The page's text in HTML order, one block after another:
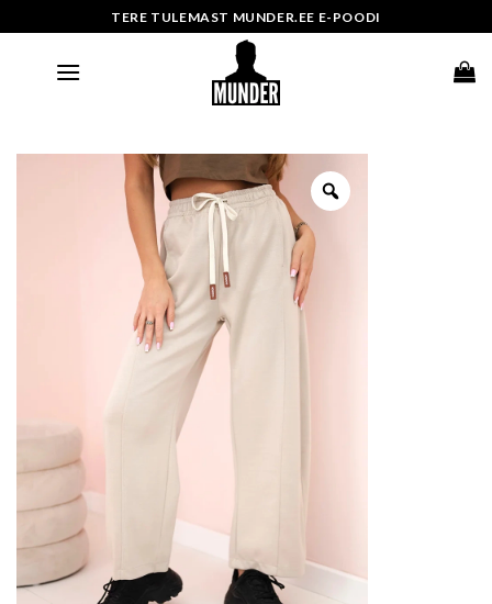
to
TERE TULEMAST MUNDER.EE E-POODI